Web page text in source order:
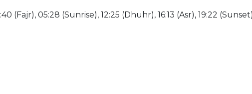
05:28 (Sunrise), 12:25 (Dhuhr), 16:13 (Asr), 19:22